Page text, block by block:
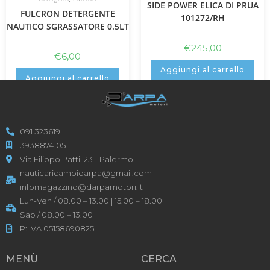
FULCRON DETERGENTE
NAUTICO SGRASSATORE 0.5LT
€6,00
Aggiungi al carrello
SIDE POWER ELICA DI PRUA
101272/RH
€245,00
Aggiungi al carrello
091 323619
3938874105
Via Filippo Patti, 23 - Palermo
nauticaricambidarpa@gmail.com
infomagazzino@darpamotori.it
Lun-Ven / 08.00 – 13.00 | 15.00 – 18.00
Sab / 08.00 – 13.00
P: IVA 05158690825
MENÙ CERCA